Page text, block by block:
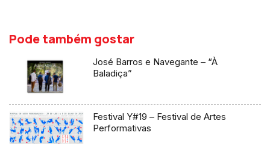
Pode também gostar
José Barros e Navegante – “À
Baladiça”
Festival Y#19 – Festival de Artes
Performativas